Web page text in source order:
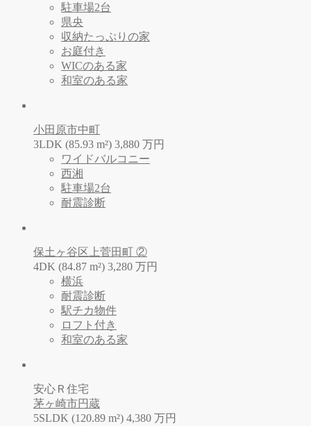
駐車場2台
県央
収納たっぷりの家
お庭付き
WICのある家
和室のある家
小田原市中町
3LDK (85.93 m²) 3,880 万円
ワイドバルコニー
西湘
駐車場2台
耐震診断
保土ヶ谷区上菅田町 ②
4DK (84.87 m²) 3,280 万円
横浜
耐震診断
駅チカ物件
ロフト付き
和室のある家
安心Ｒ住宅
茅ヶ崎市円蔵
5SLDK (120.89 m²) 4,380 万円